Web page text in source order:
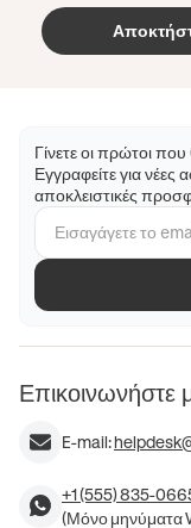
Γίνετε οι πρώτοι που
Εγγραφείτε για νέες
αποκλειστικές
Επικοινωνήστε
E-mail:
+1 (555) 835-
(Μόνο μηνύματα